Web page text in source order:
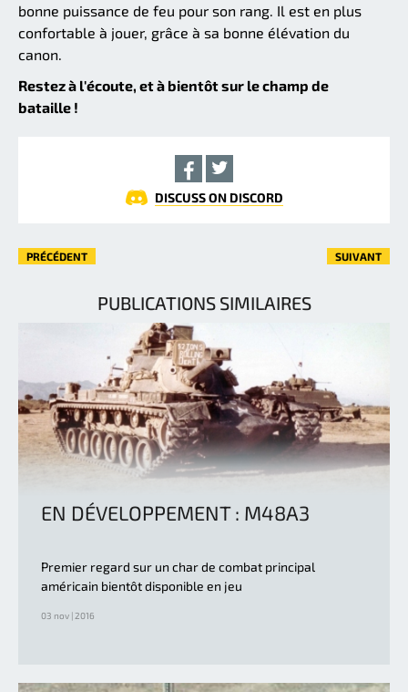
bonne puissance de feu pour son rang. Il est en plus
confortable à jouer, grâce à sa bonne élévation du
canon.
Restez à l'écoute, et à bientôt sur le champ de
bataille !
DISCUSS ON DISCORD
PRÉCÉDENT SUIVANT
PUBLICATIONS SIMILAIRES
EN DÉVELOPPEMENT : M48A3
Premier regard sur un char de combat principal
américain bientôt disponible en jeu
03 nov | 2016